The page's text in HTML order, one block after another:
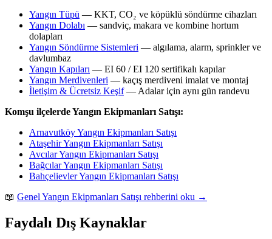
Yangın Tüpü — KKT, CO₂ ve köpüklü söndürme cihazları
Yangın Dolabı — sandviç, makara ve kombine hortum
dolapları
Yangın Söndürme Sistemleri — algılama, alarm, sprinkler ve
davlumbaz
Yangın Kapıları — EI 60 / EI 120 sertifikalı kapılar
Yangın Merdivenleri — kaçış merdiveni imalat ve montaj
İletişim & Ücretsiz Keşif— Adalar için aynı gün randevu
Komşu ilçelerde Yangın Ekipmanları Satışı:
Arnavutköy Yangın Ekipmanları Satışı
Ataşehir Yangın Ekipmanları Satışı
Avcılar Yangın Ekipmanları Satışı
Bağcılar Yangın Ekipmanları Satışı
Bahçelievler Yangın Ekipmanları Satışı
📖 Genel Yangın Ekipmanları Satışı rehberini oku →
Faydalı Dış Kaynaklar